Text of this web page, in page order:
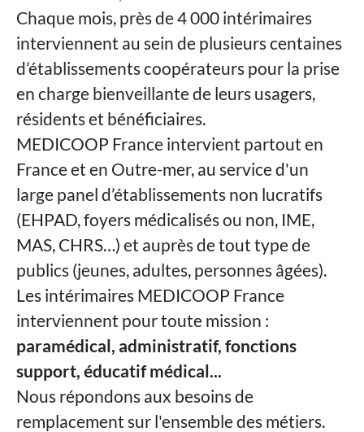
Chaque mois, près de 4 000 intérimaires
interviennent au sein de plusieurs centaines
d’établissements coopérateurs pour la prise
en charge bienveillante de leurs usagers,
résidents et bénéficiaires.
MEDICOOP France intervient partout en
France et en Outre-mer, au service d'un
large panel d’établissements non lucratifs
(EHPAD, foyers médicalisés ou non, IME,
MAS, CHRS…) et auprès de tout type de
publics (jeunes, adultes, personnes âgées).
Les intérimaires MEDICOOP France
interviennent pour toute mission :
paramédical, administratif, fonctions
support, éducatif médical...
Nous répondons aux besoins de
remplacement sur l'ensemble des métiers.